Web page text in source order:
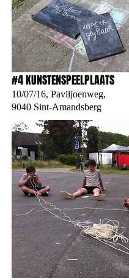
#4 KUNSTENSPEELPLAATS
10/07/16, Paviljoenweg,
9040 Sint-Amandsberg